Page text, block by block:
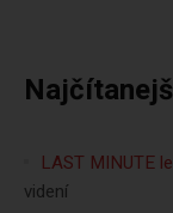
LAST MINUTE
videní